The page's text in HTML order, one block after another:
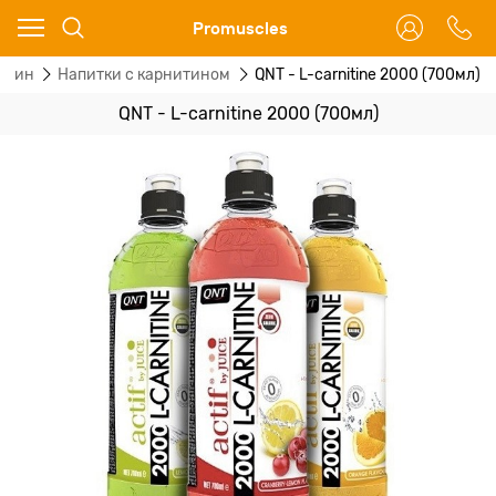
Promuscles
Напитки с карнитином QNT - L-carnitine 2000 (700мл)
QNT - L-carnitine 2000 (700мл)
Ваш город - Москва,
угадали?
ДА НЕТ